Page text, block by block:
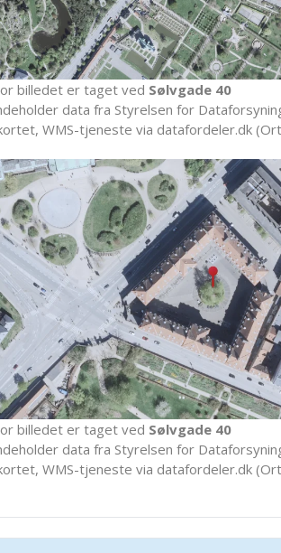
billedet er taget ved Sølvgade 40
data fra Styrelsen for
WMS-tjeneste via datafordeler.dk
billedet er taget ved Sølvgade 40
data fra Styrelsen for
WMS-tjeneste via datafordeler.dk